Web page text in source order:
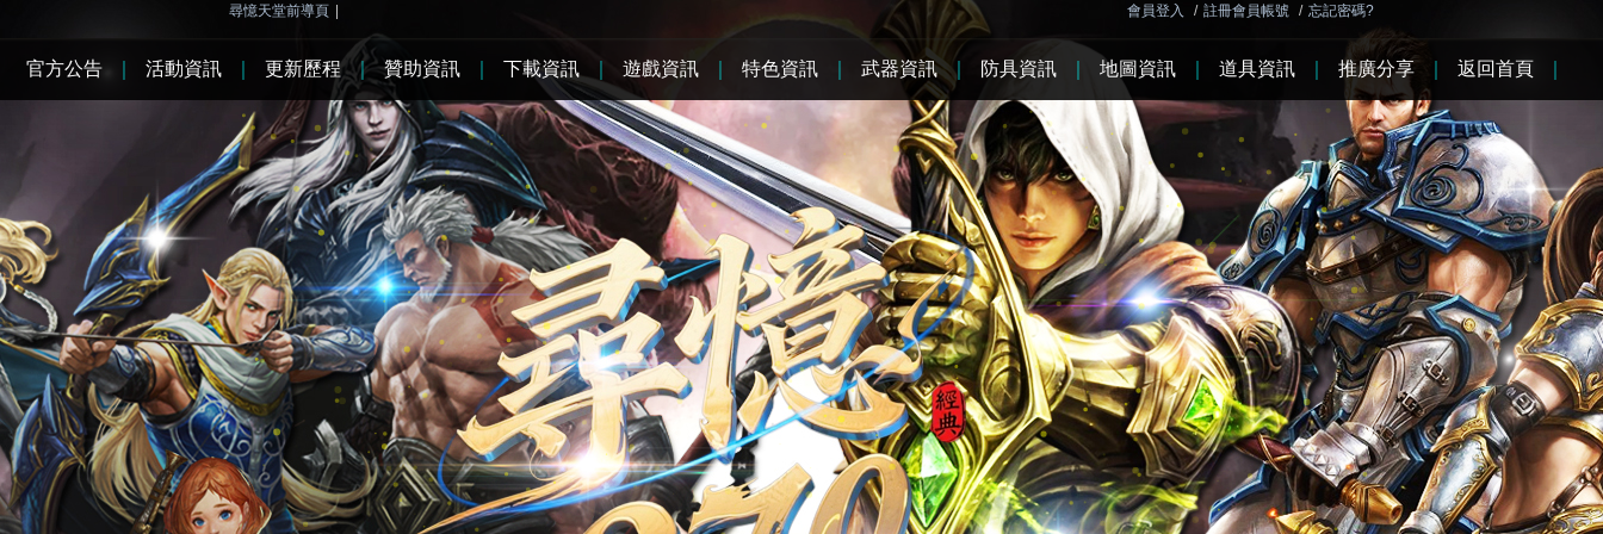
尋憶天堂前導頁 會員登入 / 註冊會員帳號 / 忘記密碼?